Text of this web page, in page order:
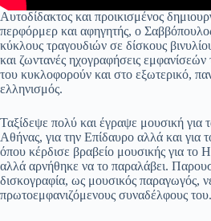
Αυτοδίδακτος και προικισμένος
περφόρμερ και αφηγητής, ο
κύκλους τραγουδιών σε δίσκους
και ζωντανές ηχογραφήσεις εμφανίσεών
του κυκλοφορούν και στο εξωτερικό,
ελληνισμός.
Ταξίδεψε πολύ και έγραψε μουσική για
Αθήνας, για την Επίδαυρο αλλά και για
όπου κέρδισε βραβείο μουσικής για το
αλλά αρνήθηκε να το παραλάβει.
δισκογραφία, ως μουσικός παραγωγός,
πρωτοεμφανιζόμενους συναδέλφους του.